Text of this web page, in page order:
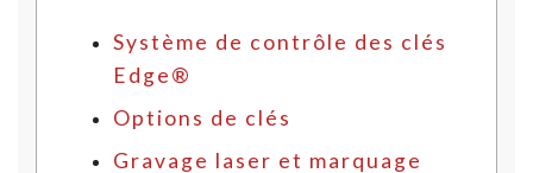
Système de contrôle des clés
Edge®
Options de clés
Gravage laser et marquage